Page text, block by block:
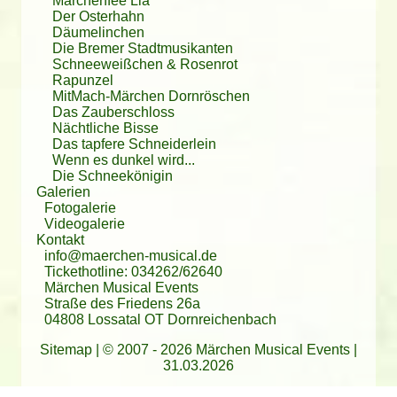
Der Osterhahn
Däumelinchen
Die Bremer Stadtmusikanten
Schneeweißchen & Rosenrot
Rapunzel
MitMach-Märchen Dornröschen
Das Zauberschloss
Nächtliche Bisse
Das tapfere Schneiderlein
Wenn es dunkel wird...
Die Schneekönigin
Galerien
Fotogalerie
Videogalerie
Kontakt
info@maerchen-musical.de
Tickethotline: 034262/62640
Märchen Musical Events
Straße des Friedens 26a
04808 Lossatal OT Dornreichenbach
Sitemap | © 2007 - 2026 Märchen Musical Events |
31.03.2026